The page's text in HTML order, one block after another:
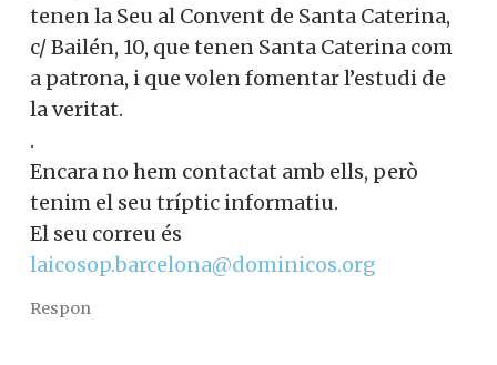
tenen la Seu al Convent de Santa Caterina,
c/ Bailén, 10, que tenen Santa Caterina com
a patrona, i que volen fomentar l’estudi de
la veritat.
.
Encara no hem contactat amb ells, però
tenim el seu tríptic informatiu.
El seu correu és
laicosop.barcelona@dominicos.org
Respon